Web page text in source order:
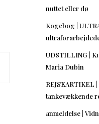
nuttet eller dø
Kogebog |
UDSTILLING |
Maria Dubin
REJSEARTIKEL
tankevækkende
anmeldelse |